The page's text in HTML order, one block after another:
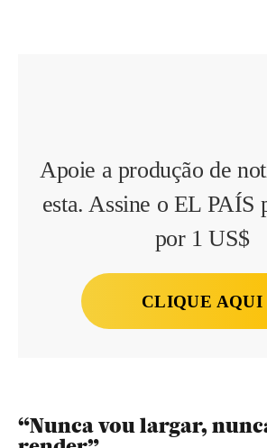
Apoie a produção de
esta. Assine o EL PAÍS
por 1 US$
CLIQUE AQUI
“Nunca vou largar,